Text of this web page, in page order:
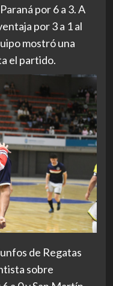
por 6 a 3. A
por 3 a 1 al
mostró una
el partido.
de Regatas
sobre